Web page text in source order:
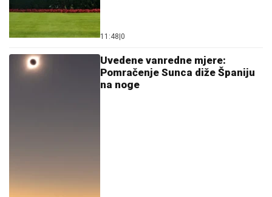
11:48 0
Uvedene vanredne mjere:
Pomračenje Sunca diže Španiju
na noge